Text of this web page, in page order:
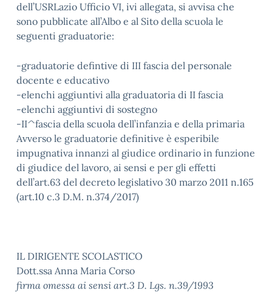
dell’USRLazio Ufficio VI, ivi allegata, si avvisa che
sono pubblicate all’Albo e al Sito della scuola le
seguenti graduatorie:
-graduatorie defintive di III fascia del personale
docente e educativo
-elenchi aggiuntivi alla graduatoria di II fascia
-elenchi aggiuntivi di sostegno
-II^fascia della scuola dell’infanzia e della primaria
Avverso le graduatorie definitive è esperibile
impugnativa innanzi al giudice ordinario in funzione
di giudice del lavoro, ai sensi e per gli effetti
dell’art.63 del decreto legislativo 30 marzo 2011 n.165
(art.10 c.3 D.M. n.374/2017)
IL DIRIGENTE SCOLASTICO
Dott.ssa Anna Maria Corso
firma omessa ai sensi art.3 D. Lgs. n.39/1993